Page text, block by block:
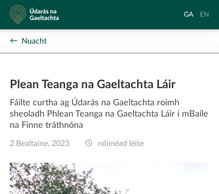
Údarás
na
Gaeltachta
Aistrigh
Gaeilge
GA
to
EN
Nuacht
Plean Teanga na Gaeltachta Láir
Fáilte curtha ag Údarás na Gaeltachta roimh
sheoladh Phlean Teanga na Gaeltachta Láir i mBaile
na Finne tráthnóna
2 Bealtaine, 2023 nóiméad léite